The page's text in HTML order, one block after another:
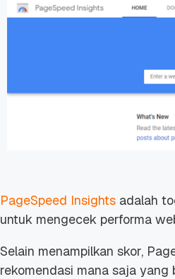
PageSpeed Insights adalah
untuk mengecek performa
Selain menampilkan skor,
rekomendasi mana saja yang